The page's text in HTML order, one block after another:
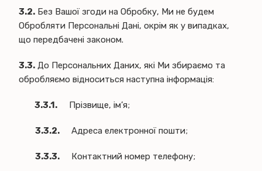
3.2. Без Вашої згоди на Обробку, Ми не будем
Обробляти Персональні Дані, окрім як у випадках,
що передбачені законом.
3.3. До Персональних Даних, які Ми збираємо та
обробляємо відноситься наступна інформація:
3.3.1. Прізвище, ім’я;
3.3.2. Адреса електронної пошти;
3.3.3. Контактний номер телефону;